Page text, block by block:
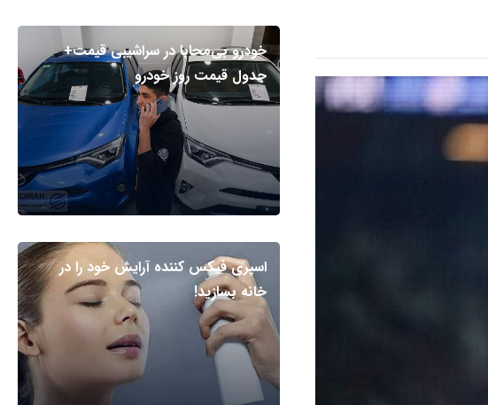
خودرو بی‌محابا در سراشیبی قیمت+
جدول قیمت روز خودرو
اسپری فیکس کننده آرایش خود را در
خانه بسازید!